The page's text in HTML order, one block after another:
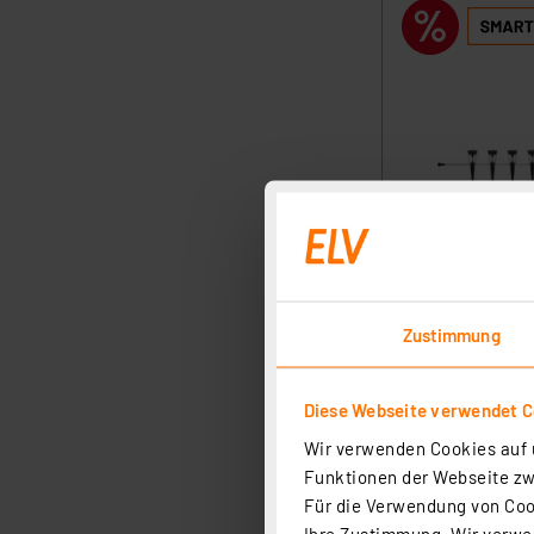
Zustimmung
Diese Webseite verwendet
Wir verwenden Cookies
Funktionen der Webseite
Für die Verwendung von